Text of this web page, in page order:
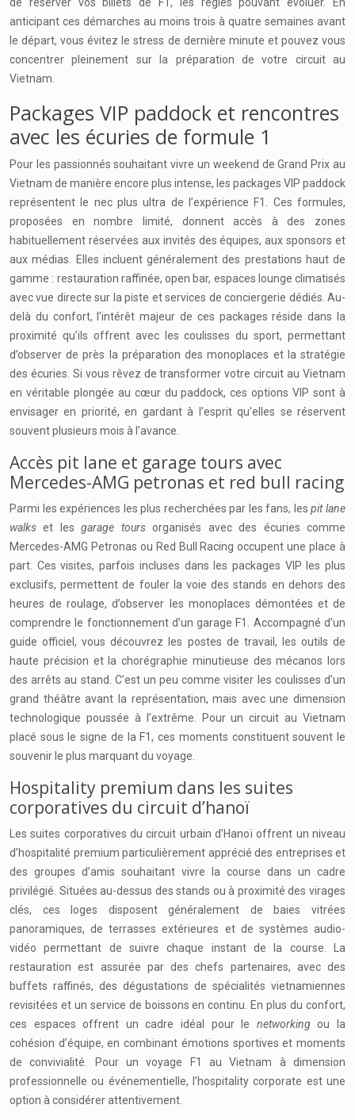
anticipant ces démarches au moins trois à quatre semaines avant
le départ, vous évitez le stress de dernière minute et pouvez vous
concentrer pleinement sur la préparation de votre circuit au
Vietnam.
Packages VIP paddock et rencontres
avec les écuries de formule 1
Pour les passionnés souhaitant vivre un weekend de Grand Prix au
Vietnam de manière encore plus intense, les packages VIP paddock
représentent le nec plus ultra de l’expérience F1. Ces formules,
proposées en nombre limité, donnent accès à des zones
habituellement réservées aux invités des équipes, aux sponsors et
aux médias. Elles incluent généralement des prestations haut de
gamme : restauration raffinée, open bar, espaces lounge climatisés
avec vue directe sur la piste et services de conciergerie dédiés. Au-
delà du confort, l’intérêt majeur de ces packages réside dans la
proximité qu’ils offrent avec les coulisses du sport, permettant
d’observer de près la préparation des monoplaces et la stratégie
des écuries. Si vous rêvez de transformer votre circuit au Vietnam
en véritable plongée au cœur du paddock, ces options VIP sont à
envisager en priorité, en gardant à l’esprit qu’elles se réservent
souvent plusieurs mois à l’avance.
Accès pit lane et garage tours avec
Mercedes-AMG petronas et red bull racing
Parmi les expériences les plus recherchées par les fans, lespit lane
walks et lesgarage toursorganisés avec des écuries comme
Mercedes-AMG Petronas ou Red Bull Racing occupent une place à
part. Ces visites, parfois incluses dans les packages VIP les plus
exclusifs, permettent de fouler la voie des stands en dehors des
heures de roulage, d’observer les monoplaces démontées et de
comprendre le fonctionnement d’un garage F1. Accompagné d’un
guide officiel, vous découvrez les postes de travail, les outils de
haute précision et la chorégraphie minutieuse des mécanos lors
des arrêts au stand. C’est un peu comme visiter les coulisses d’un
grand théâtre avant la représentation, mais avec une dimension
technologique poussée à l’extrême. Pour un circuit au Vietnam
placé sous le signe de la F1, ces moments constituent souvent le
souvenir le plus marquant du voyage.
Hospitality premium dans les suites
corporatives du circuit d’hanoï
Les suites corporatives du circuit urbain d’Hanoï offrent un niveau
d’hospitalité premium particulièrement apprécié des entreprises et
des groupes d’amis souhaitant vivre la course dans un cadre
privilégié. Situées au-dessus des stands ou à proximité des virages
clés, ces loges disposent généralement de baies vitrées
panoramiques, de terrasses extérieures et de systèmes audio-
vidéo permettant de suivre chaque instant de la course. La
restauration est assurée par des chefs partenaires, avec des
buffets raffinés, des dégustations de spécialités vietnamiennes
revisitées et un service de boissons en continu. En plus du confort,
ces espaces offrent un cadre idéal pour le networkingou la
cohésion d’équipe, en combinant émotions sportives et moments
de convivialité. Pour un voyage F1 au Vietnam à dimension
professionnelle ou événementielle, l’hospitality corporate est une
option à considérer attentivement.